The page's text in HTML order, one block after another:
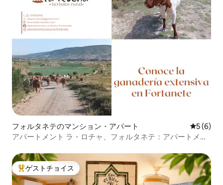
フォルタネテのマンション・アパート レビュー
5 (6)
アパートメント ラ・ロチャ、フォルタネテ：アパートメン
大好評のゲストチョイスです。
ゲストチョイス